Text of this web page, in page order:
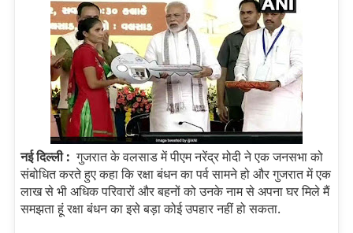
नई दिल्ली :गुजरात के वलसाड में पीएम नरेंद्र मोदी ने एक जनसभा को
संबोधित करते हुए कहा कि रक्षा बंधन का पर्व सामने हो और गुजरात में एक
लाख से भी अधिक परिवारों और बहनों को उनके नाम से अपना घर मिले मैं
समझता हूं रक्षा बंधन का इसे बड़ा कोई उपहार नहीं हो सकता.